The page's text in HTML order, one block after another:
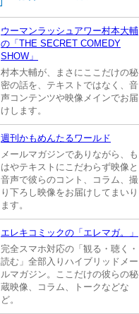
ウーマンラッシュアワー村本大輔
の「THE SECRET COMEDY
SHOW」
村本大輔が、まさにここだけの秘
密の話を、テキストではなく、音
声コンテンツや映像メインでお届
けします。
週刊かもめんたるワールド
メールマガジンでありながら、も
はやテキストにこだわらず映像と
音声で彼らのコント、コラム、撮
り下ろし映像をお届けしてまいり
ます。
エレキコミックの「エレマガ。」
完全スマホ対応の「観る・聴く・
読む」全部入りハイブリッドメー
ルマガジン。ここだけの彼らの秘
蔵映像、コラム、トークなどな
ど。